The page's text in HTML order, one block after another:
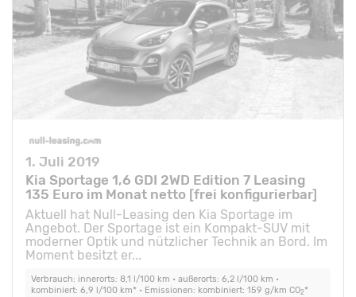
1. Juli 2019
Kia Sportage 1,6 GDI 2WD Edition 7 Leasing
135 Euro im Monat netto [frei konfigurierbar]
Aktuell hat Null-Leasing den Kia Sportage im
Angebot. Der Sportage ist ein Kompakt-SUV mit
moderner Optik und nützlicher Technik an Bord. Im
Moment besitzt er...
Verbrauch: innerorts: 8,1 l/100 km • außerorts: 6,2 l/100 km •
kombiniert: 6,9 l/100 km* • Emissionen: kombiniert: 159 g/km CO2*